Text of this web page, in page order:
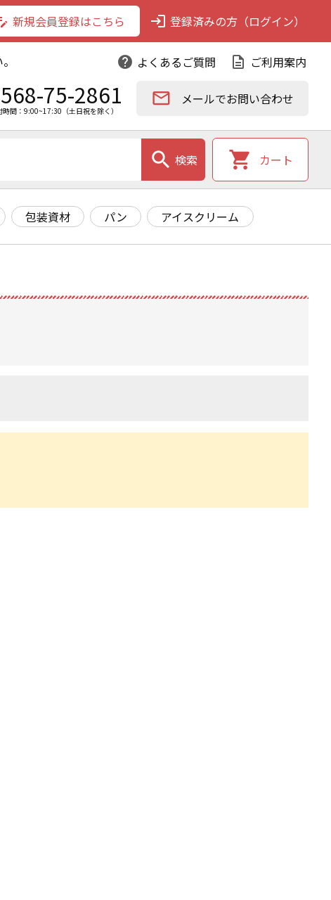
新規会員登録はこちら login 登録済みの方（ログイン）
help よくあるご質問 description ご利用案内
75-2861
時間：9:00~17:30（土日祝を除く）
email メールでお問い合わせ
search 検索 shopping_cart カート
包装資材 パン アイスクリーム